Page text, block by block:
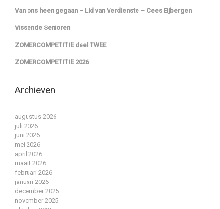
Van ons heen gegaan – Lid van Verdienste – Cees Eijbergen
Vissende Senioren
ZOMERCOMPETITIE deel TWEE
ZOMERCOMPETITIE 2026
Archieven
augustus 2026
juli 2026
juni 2026
mei 2026
april 2026
maart 2026
februari 2026
januari 2026
december 2025
november 2025